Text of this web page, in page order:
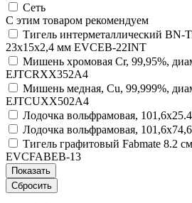
Сеть
С этим товаром рекомендуем
Тигель интерметаллический BN-
23х15х2,4 мм EVCEB-22INT
Мишень хромовая Cr, 99,95%,
EJTCRXX352A4
Мишень медная, Cu, 99,999%,
EJTCUXX502A4
Лодочка вольфрамовая,
Лодочка вольфрамовая,
Тигель графитовый Fabmate 8.2
EVCFABEB-13
Показать
Сбросить